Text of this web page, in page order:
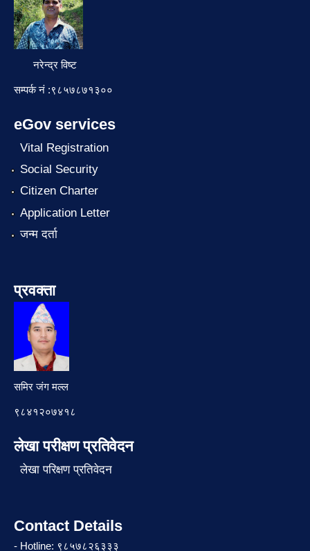
नरेन्द्र विष्ट
सम्पर्क नं :९८५७८७१३००
eGov services
Vital Registration
Social Security
Citizen Charter
Application Letter
जन्म दर्ता
प्रवक्ता
समिर जंग मल्ल
९८४१२०७४१८
लेखा परीक्षण प्रतिवेदन
लेखा परिक्षण प्रतिवेदन
Contact Details
- Hotline: ९८५७८२६३३३